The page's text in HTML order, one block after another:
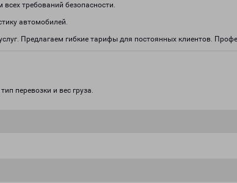
требований безопасности.
автомобилей.
Предлагаем гибкие тарифы для постоянных клиентов.
перевозки и вес груза.